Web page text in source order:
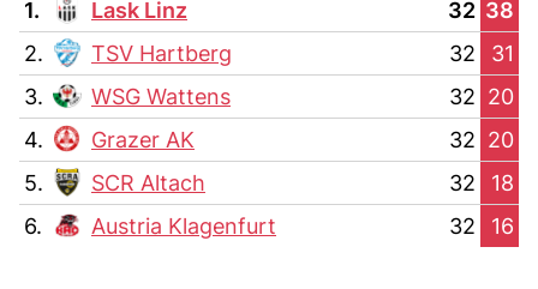
1. Lask Linz 32 38
2.
TSV Hartberg 32
31
3.
WSG Wattens 32 20
4.
Grazer AK 32 20
5.
SCR Altach 32
18
6.
Austria Klagenfurt 32 16